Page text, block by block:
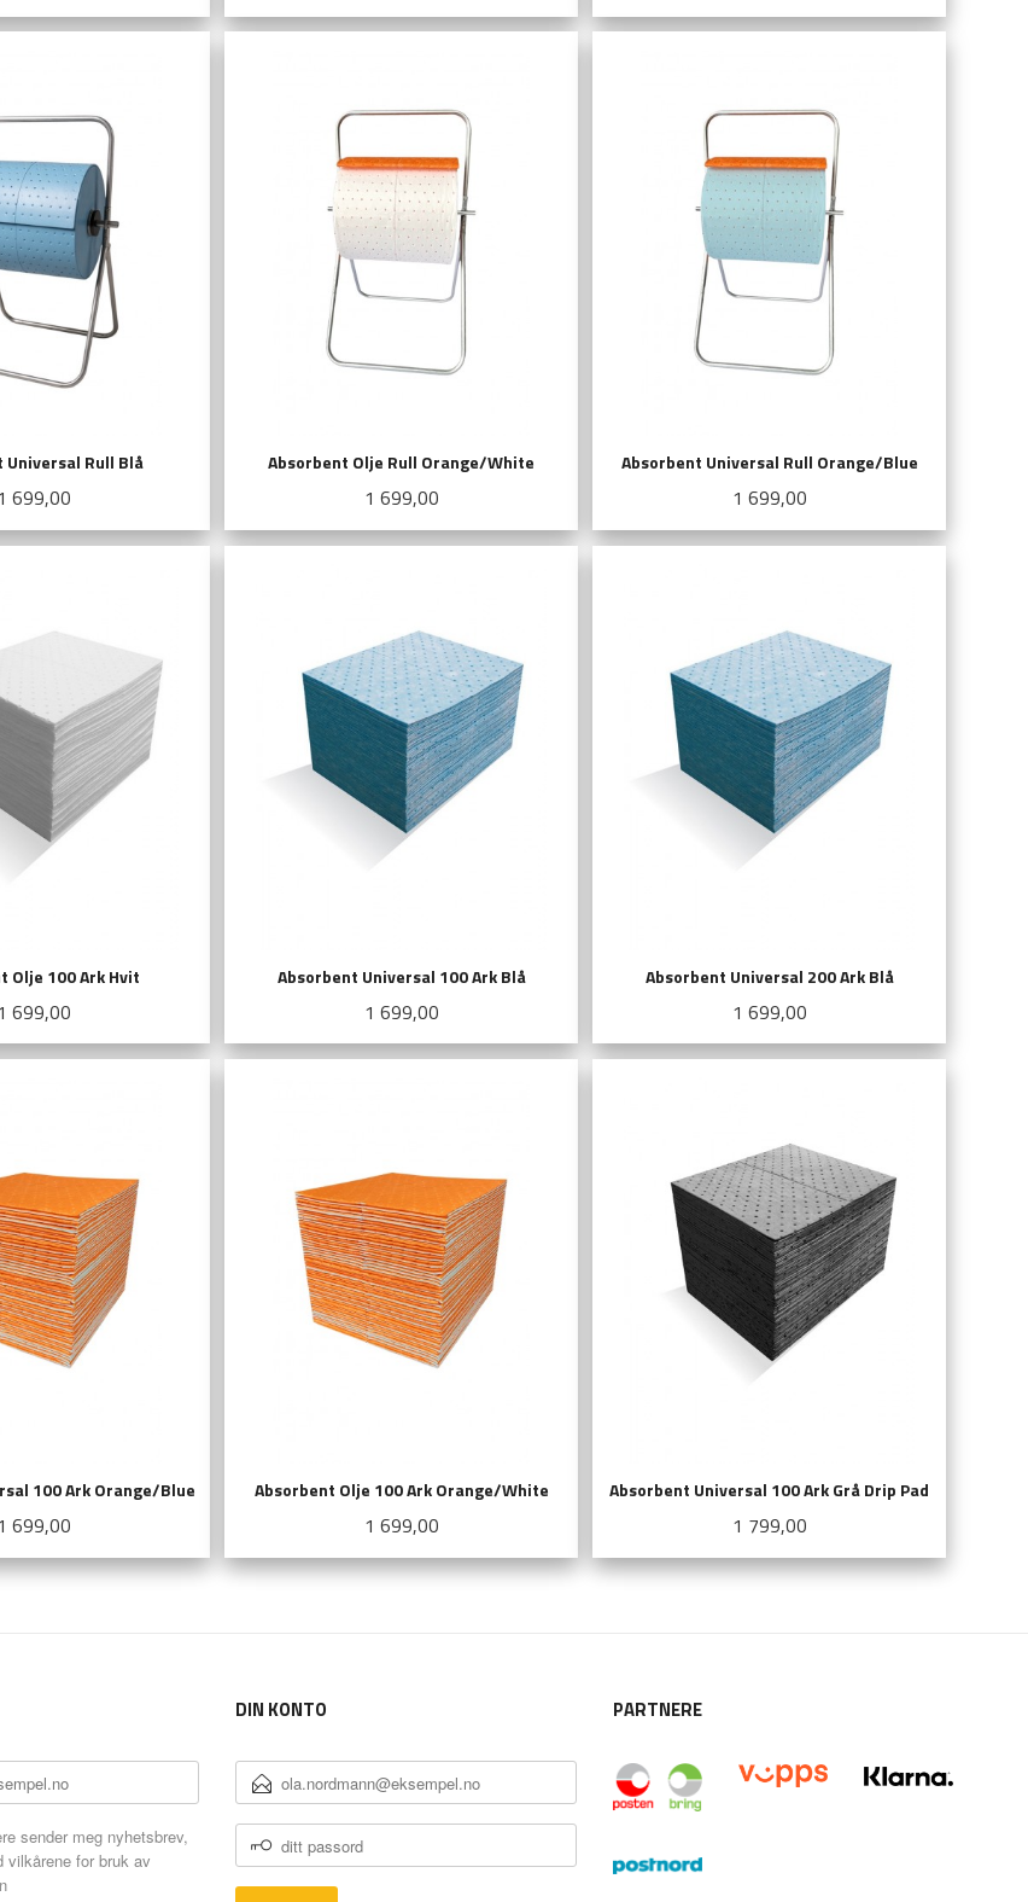
Universal Rull Blå
699,00
Absorbent Olje Rull Orange/White
Pris
1 699,00
Absorbent Universal Rull Orange/Blue
Pris
1 699,00
Olje 100 Ark Hvit
699,00
Absorbent Universal 100 Ark Blå
Pris
1 699,00
Absorbent Universal 200 Ark Blå
Pris
1 699,00
100 Ark Orange/Blue
699,00
Absorbent Olje 100 Ark Orange/White
Pris
1 699,00
Absorbent Universal 100 Ark Grå Drip Pad
Pris
1 799,00
sender meg nyhetsbrev,
vilkårene for bruk av
DIN KONTO
E-
POSTADRESSE
DITT
PASSORD
PARTNERE